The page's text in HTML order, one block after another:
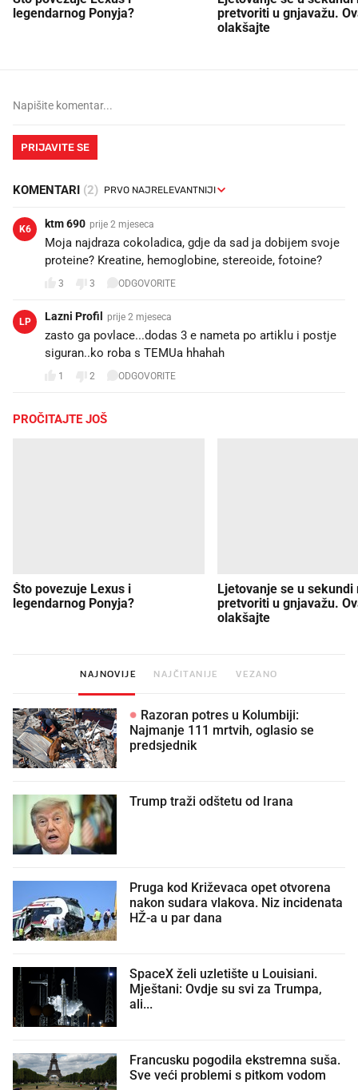
legendarnog Ponyja?
pretvoriti u gnjavažu.
olakšajte
PRIJAVITE SE
KOMENTARI (2)
K6 ktm 690 prije 2 mjeseca
Moja najdraza cokoladica, gdje da sad ja dobijem svoje
proteine? Kreatine, hemoglobine, stereoide, fotoine?
3 3 ODGOVORITE
LP Lazni Profil prije 2 mjeseca
zasto ga povlace...dodas 3 e nameta po artiklu i postje
siguran..ko roba s TEMUa hhahah
1 2 ODGOVORITE
PROČITAJTE JOŠ
Što povezuje Lexus i
legendarnog Ponyja?
Ljetovanje se u sekundi
pretvoriti u gnjavažu.
olakšajte
NAJNOVIJE NAJČITANIJE VEZANO
Razoran potres u Kolumbiji:
Najmanje 111 mrtvih, oglasio se
predsjednik
Trump traži odštetu od Irana
Pruga kod Križevaca opet otvorena
nakon sudara vlakova. Niz incidenata
HŽ-a u par dana
SpaceX želi uzletište u Louisiani.
Mještani: Ovdje su svi za Trumpa,
ali...
Francusku pogodila ekstremna suša.
Sve veći problemi s pitkom vodom